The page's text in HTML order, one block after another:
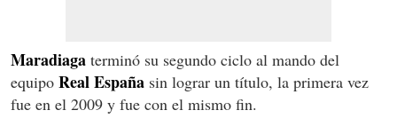
Maradiaga terminó su segundo ciclo al mando del
equipo Real España sin lograr un título, la primera vez
fue en el 2009 y fue con el mismo fin.